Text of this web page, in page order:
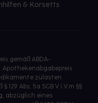
& Korsetts
gemäß ABDA-
Apothekenabgabepreis
zulasten
Abs. 5a SGB V i.V.m §§
abzüglich eines